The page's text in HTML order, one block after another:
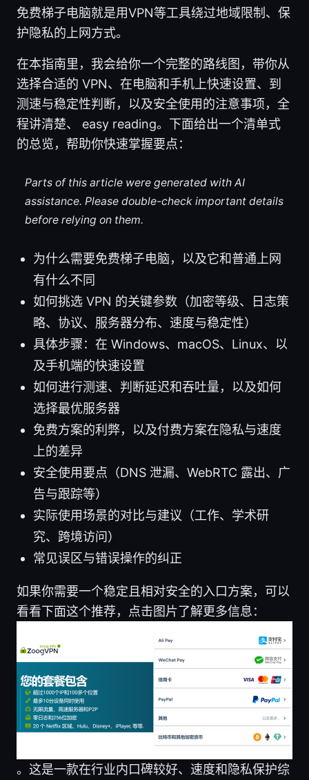
免费梯子电脑就是用VPN等工具绕过地域限制、保
护隐私的上网方式。
在本指南里，我会给你一个完整的路线图，带你从
选择合适的 VPN、在电脑和手机上快速设置、到
测速与稳定性判断，以及安全使用的注意事项，全
程讲清楚、 easy reading。下面给出一个清单式
的总览，帮助你快速掌握要点：
Parts of this article were generated with AI
assistance. Please double-check important details
before relying on them.
为什么需要免费梯子电脑，以及它和普通上网
有什么不同
如何挑选 VPN 的关键参数（加密等级、日志策
略、协议、服务器分布、速度与稳定性）
具体步骤：在 Windows、macOS、Linux、以
及手机端的快速设置
如何进行测速、判断延迟和吞吐量，以及如何
选择最优服务器
免费方案的利弊，以及付费方案在隐私与速度
上的差异
安全使用要点（DNS 泄漏、WebRTC 露出、广
告与跟踪等）
实际使用场景的对比与建议（工作、学术研
究、跨境访问）
常见误区与错误操作的纠正
如果你需要一个稳定且相对安全的入口方案，可以
看看下面这个推荐，点击图片了解更多信息：
。这是一款在行业内口碑较好、速度和隐私保护综